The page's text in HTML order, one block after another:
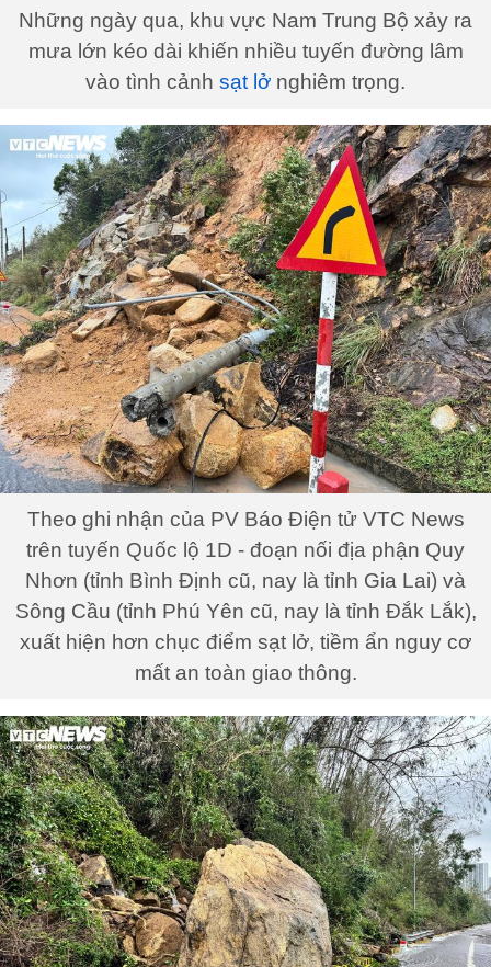
Những ngày qua, khu vực Nam Trung Bộ xảy ra
mưa lớn kéo dài khiến nhiều tuyến đường lâm
vào tình cảnh sạt lở nghiêm trọng.
Theo ghi nhận của PV Báo Điện tử VTC News
trên tuyến Quốc lộ 1D - đoạn nối địa phận Quy
Nhơn (tỉnh Bình Định cũ, nay là tỉnh Gia Lai) và
Sông Cầu (tỉnh Phú Yên cũ, nay là tỉnh Đắk Lắk),
xuất hiện hơn chục điểm sạt lở, tiềm ẩn nguy cơ
mất an toàn giao thông.